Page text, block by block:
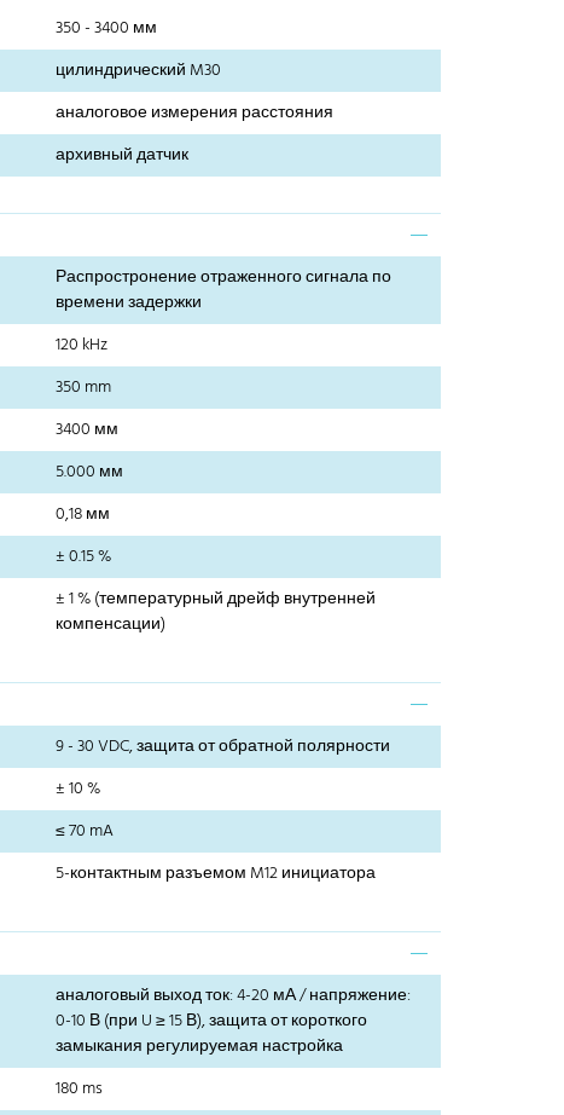
350 - 3400 мм
цилиндрический M30
аналоговое измерения расстояния
архивный датчик
Распростронение отраженного сигнала по
времени задержки
120 kHz
350 mm
3400 мм
5.000 мм
0,18 мм
± 0.15 %
± 1 % (температурный дрейф внутренней
компенсации)
9 - 30 VDC, защита от обратной полярности
± 10 %
≤ 70 mA
5-контактным разъемом M12 инициатора
аналоговый выход ток: 4-20 мА / напряжение:
0-10 В (при U ≥ 15 В), защита от короткого
замыкания регулируемая настройка
180 ms